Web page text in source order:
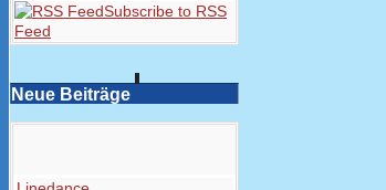
Subscribe to RSS
Feed
Neue Beiträge